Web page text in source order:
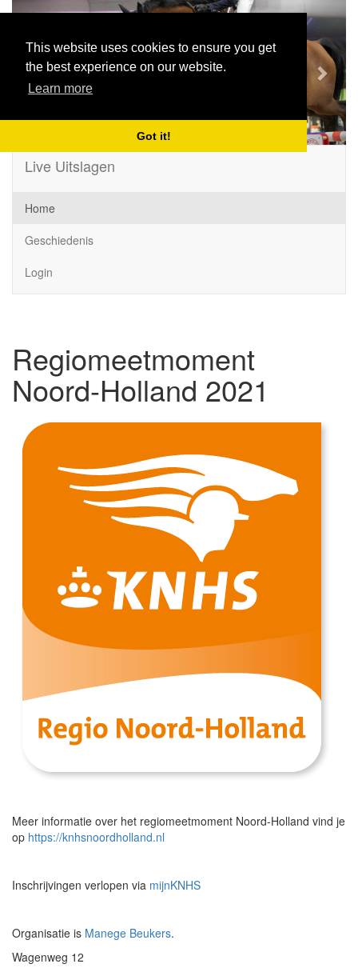
This website uses cookies to ensure you get
the best experience on our website.
Learn more
Got it!
Previous Next
Live Uitslagen
Home
Geschiedenis
Login
Regiomeetmoment
Noord-Holland 2021
Meer informatie over het regiomeetmoment Noord-Holland vind je
op https://knhsnoordholland.nl
Inschrijvingen verlopen via mijnKNHS
Organisatie is Manege Beukers.
Wagenweg 12